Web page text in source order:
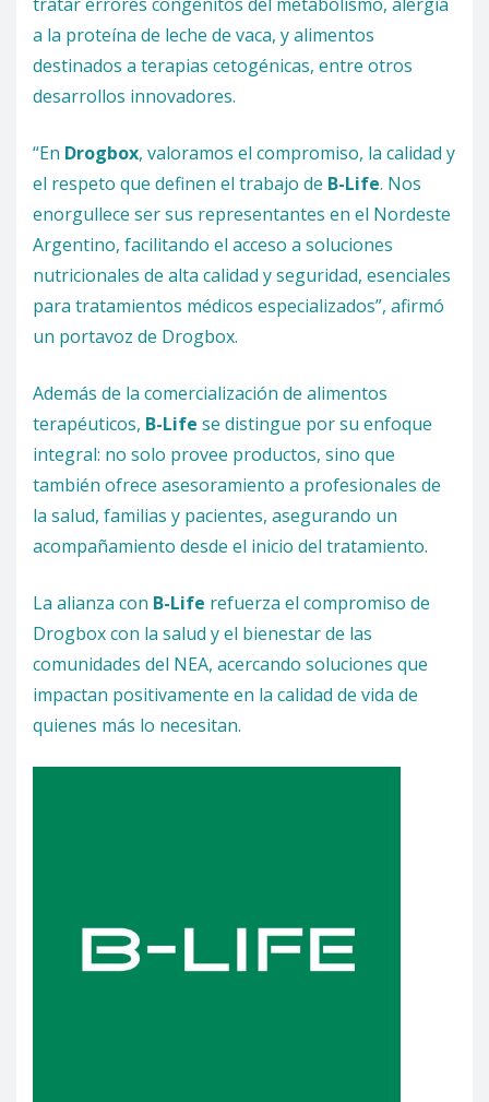
tratar errores congénitos del metabolismo, alergia
a la proteína de leche de vaca, y alimentos
destinados a terapias cetogénicas, entre otros
desarrollos innovadores.
“En Drogbox, valoramos el compromiso, la calidad y
el respeto que definen el trabajo de B-Life. Nos
enorgullece ser sus representantes en el Nordeste
Argentino, facilitando el acceso a soluciones
nutricionales de alta calidad y seguridad, esenciales
para tratamientos médicos especializados”, afirmó
un portavoz de Drogbox.
Además de la comercialización de alimentos
terapéuticos, B-Life se distingue por su enfoque
integral: no solo provee productos, sino que
también ofrece asesoramiento a profesionales de
la salud, familias y pacientes, asegurando un
acompañamiento desde el inicio del tratamiento.
La alianza con B-Life refuerza el compromiso de
Drogbox con la salud y el bienestar de las
comunidades del NEA, acercando soluciones que
impactan positivamente en la calidad de vida de
quienes más lo necesitan.